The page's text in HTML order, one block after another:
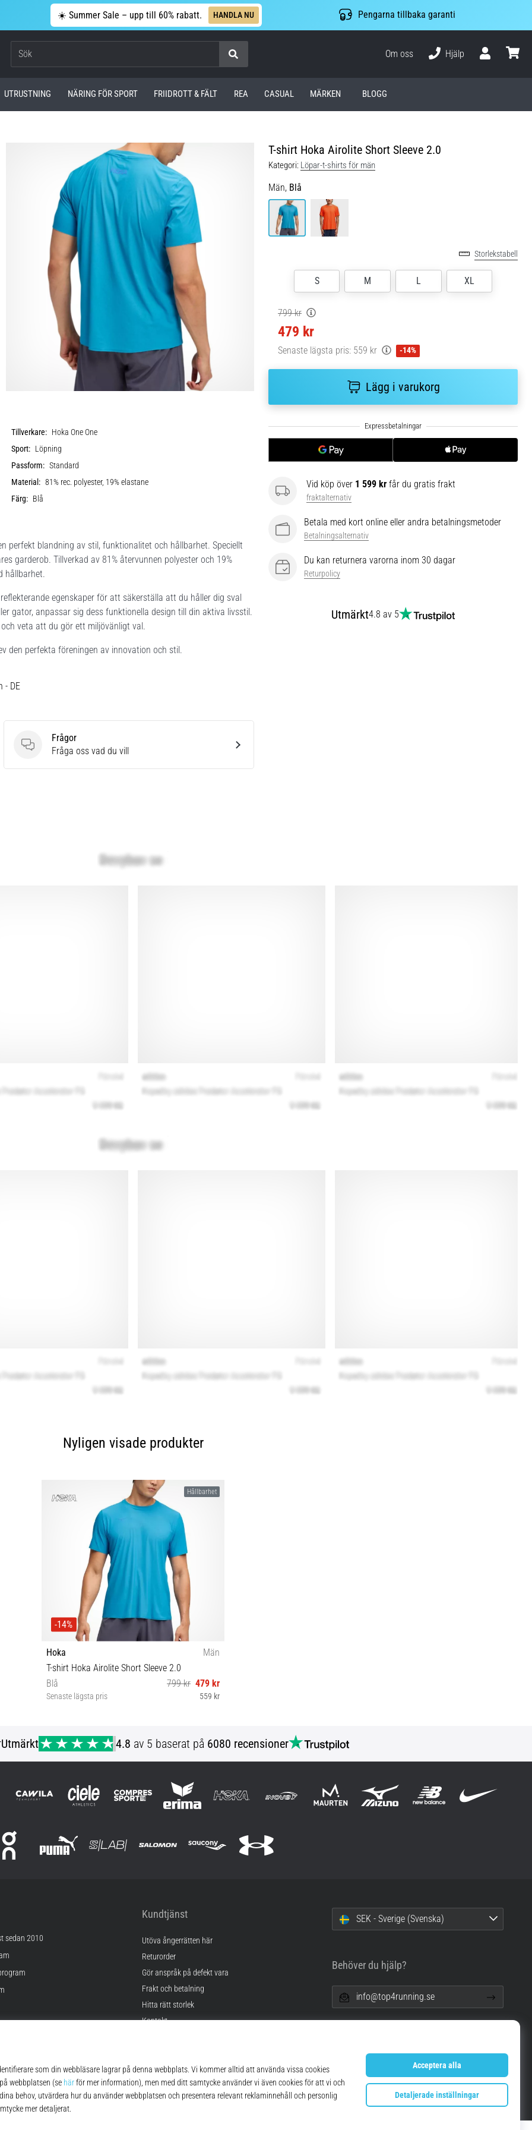
☀️ Summer Sale – upp till 60% rabatt. HANDLA NU Pengarna tillbaka garanti
Om oss
Hjälp
UTRUSTNING NÄRING FÖR SPORT FRIIDROTT & FÄLT REA CASUAL MÄRKEN BLOGG
T-shirt Hoka Airolite Short Sleeve 2.0
Kategori: Löpar-t-shirts för män
Män, Blå
Storlekstabell
S M L XL
799 kr
479 kr
Senaste lägsta pris: 559 kr -14%
Lägg i varukorg
Vid köp över 1 599 kr får du gratis frakt
fraktalternativ
Betala med kort online eller andra betalningsmetoder
Betalningsalternativ
Du kan returnera varorna inom 30 dagar
Returpolicy
Utmärkt4.8 av 5
Tillverkare: Hoka One One
Sport: Löpning
Passform: Standard
Material: 81% rec. polyester, 19% elastane
Färg: Blå
perfekt blandning av stil, funktionalitet och hållbarhet. Speciellt
garderob. Tillverkad av 81% återvunnen polyester och 19%
hållbarhet.
egenskaper för att säkerställa att du håller dig sval
gator, anpassar sig dess funktionella design till din aktiva livsstil.
veta att du gör ett miljövänligt val.
den perfekta föreningen av innovation och stil.
- DE
Frågor
Frågor
Fråga oss vad du vill
Nyligen visade produkter
Hållbarhet
-14%
Hoka
Män
T-shirt Hoka Airolite Short Sleeve 2.0
Blå
799 kr 479 kr
Senaste lägsta pris 559 kr
Utmärkt 4.8 av 5 baserat på 6080 recensioner
sedan 2010
Kundtjänst
Utöva ångerrätten här
Returorder
Gör anspråk på defekt vara
Frakt och betalning
Hitta rätt storlek
Kontakt
SEK - Sverige (Svenska)
Behöver du hjälp?
info@top4running.se